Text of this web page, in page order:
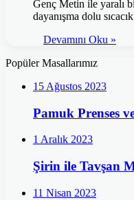
Genç Metin ile yaralı
dayanışma dolu
Devamını Oku »
Popüler Masallarımız
15 Ağustos 2023
Pamuk Prenses
1 Aralık 2023
Şirin ile Tavşan
11 Nisan 2023